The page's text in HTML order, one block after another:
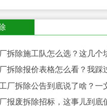
拆除施工队怎么选？这几个
拆除报价表格怎么看？我踩
厂拆除公告到底说了啥？一
报废拆除招标，这事儿到底